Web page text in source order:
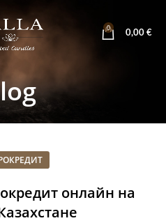
0
0,00 €
онлайн на